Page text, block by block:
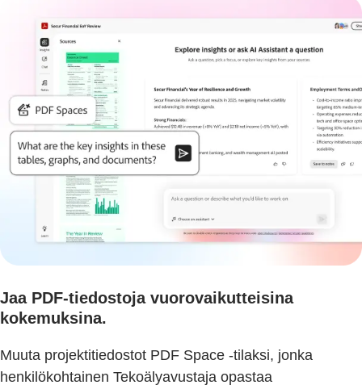
Jaa PDF-tiedostoja vuorovaikutteisina
kokemuksina.
Muuta projektitiedostot PDF Space -tilaksi, jonka
henkilökohtainen Tekoälyavustaja opastaa